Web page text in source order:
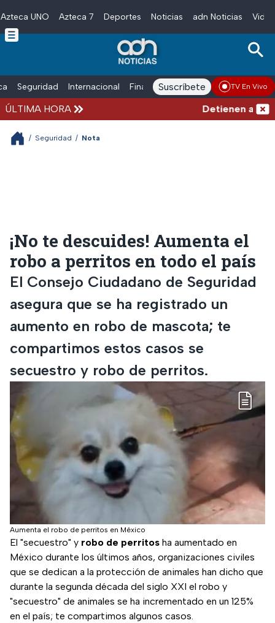
Skip to main content
Azteca UNO Azteca 7 Deportes Noticias adn Noticias
Seguridad Internacional Finanzas adn Noticias Radio
Suscríbete TV En Vivo
ÚLTIMA HORA Detienen al
/ Seguridad / Nota
¡No te descuides! Aumenta el
robo a perritos en todo el país
El Consejo Ciudadano de Seguridad
asegura que se ha registrado un
aumento en robo de mascota; te
compartimos estos casos se
secuestro y robo de perritos.
Aumenta el robo de perritos en México
El "secuestro" y robo de perritos ha aumentado en
México durante los últimos años, organizaciones civiles
que se dedican a la protección de animales han dicho que
durante la segunda década del siglo XXI el robo y
"secuestro" de animales se ha incrementado en un 125%
en el país; te compartimos algunos casos.